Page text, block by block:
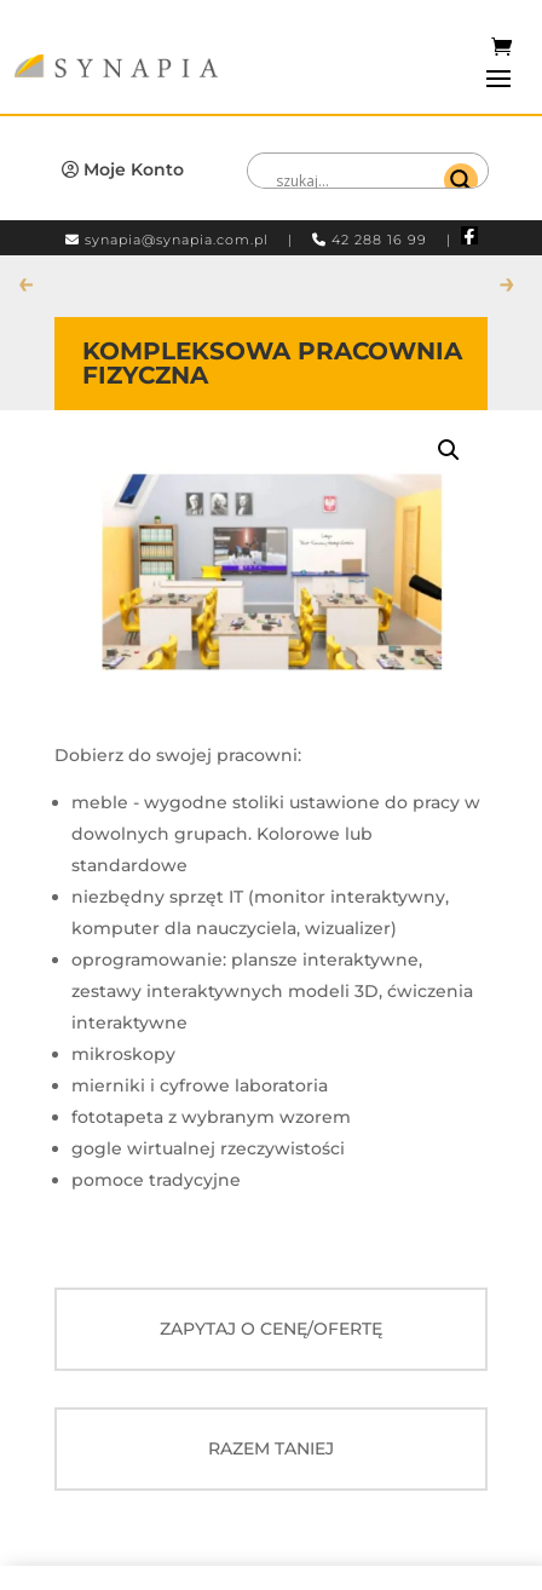
Moje Konto
synapia@synapia.com.pl | 42 288 16 99 |
← →
KOMPLEKSOWA PRACOWNIA
FIZYCZNA
Dobierz do swojej pracowni:
meble - wygodne stoliki ustawione do pracy w
dowolnych grupach. Kolorowe lub
standardowe
niezbędny sprzęt IT (monitor interaktywny,
komputer dla nauczyciela, wizualizer)
oprogramowanie: plansze interaktywne,
zestawy interaktywnych modeli 3D, ćwiczenia
interaktywne
mikroskopy
mierniki i cyfrowe laboratoria
fototapeta z wybranym wzorem
gogle wirtualnej rzeczywistości
pomoce tradycyjne
ZAPYTAJ O CENĘ/OFERTĘ
RAZEM TANIEJ